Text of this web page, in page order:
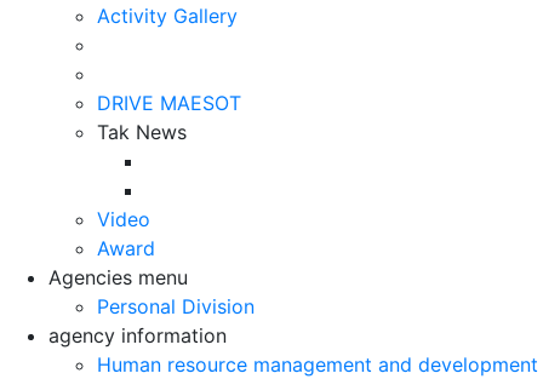
Activity Gallery
DRIVE MAESOT
Tak News
Video
Award
Agencies menu
Personal Division
agency information
Human resource management and development